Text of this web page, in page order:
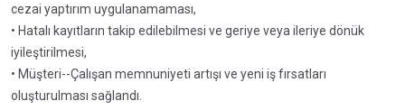
cezai yaptırım uygulanamaması,
• Hatalı kayıtların takip edilebilmesi ve geriye veya ileriye dönük
iyileştirilmesi,
• Müşteri--Çalışan memnuniyeti artışı ve yeni iş fırsatları
oluşturulması sağlandı.